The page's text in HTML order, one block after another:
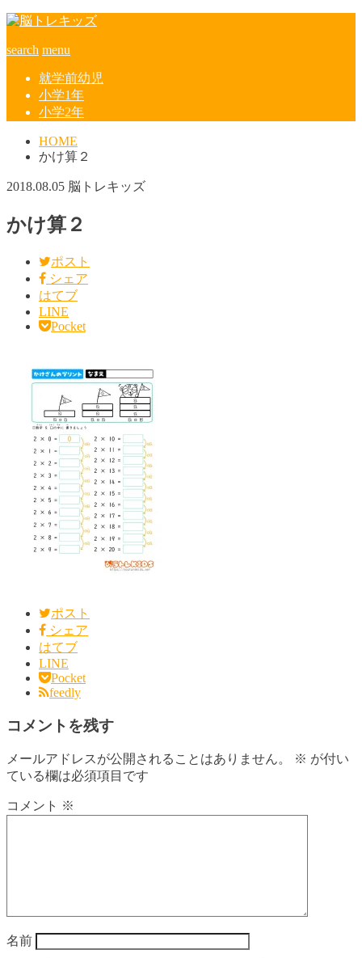
search menu
就学前幼児
小学1年
小学2年
HOME
かけ算２
2018.08.05 脳トレキッズ
かけ算２
ポスト
シェア
はてブ
LINE
Pocket
ポスト
シェア
はてブ
LINE
Pocket
feedly
コメントを残す
メールアドレスが公開されることはありません。 ※ が付い
ている欄は必須項目です
コメント ※
名前